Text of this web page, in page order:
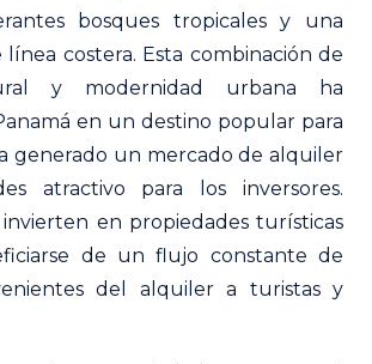
bosques tropicales y una
costera. Esta combinación de
y modernidad urbana ha
en un destino popular para
generado un mercado de alquiler
atractivo para los inversores.
en propiedades turísticas
de un flujo constante de
del alquiler a turistas y